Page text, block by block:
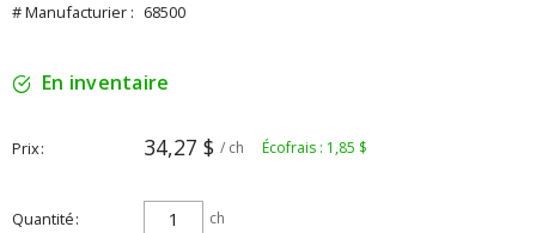
# Manufacturier : 68500
En inventaire
Prix 34,27 $ / ch Écofrais : 1,85 $
Quantité ch